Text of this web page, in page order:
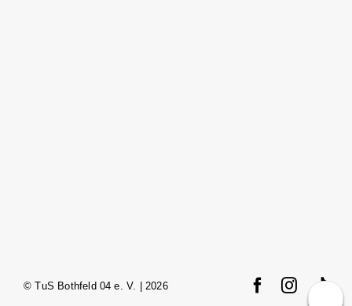
© TuS Bothfeld 04 e. V. | 2026